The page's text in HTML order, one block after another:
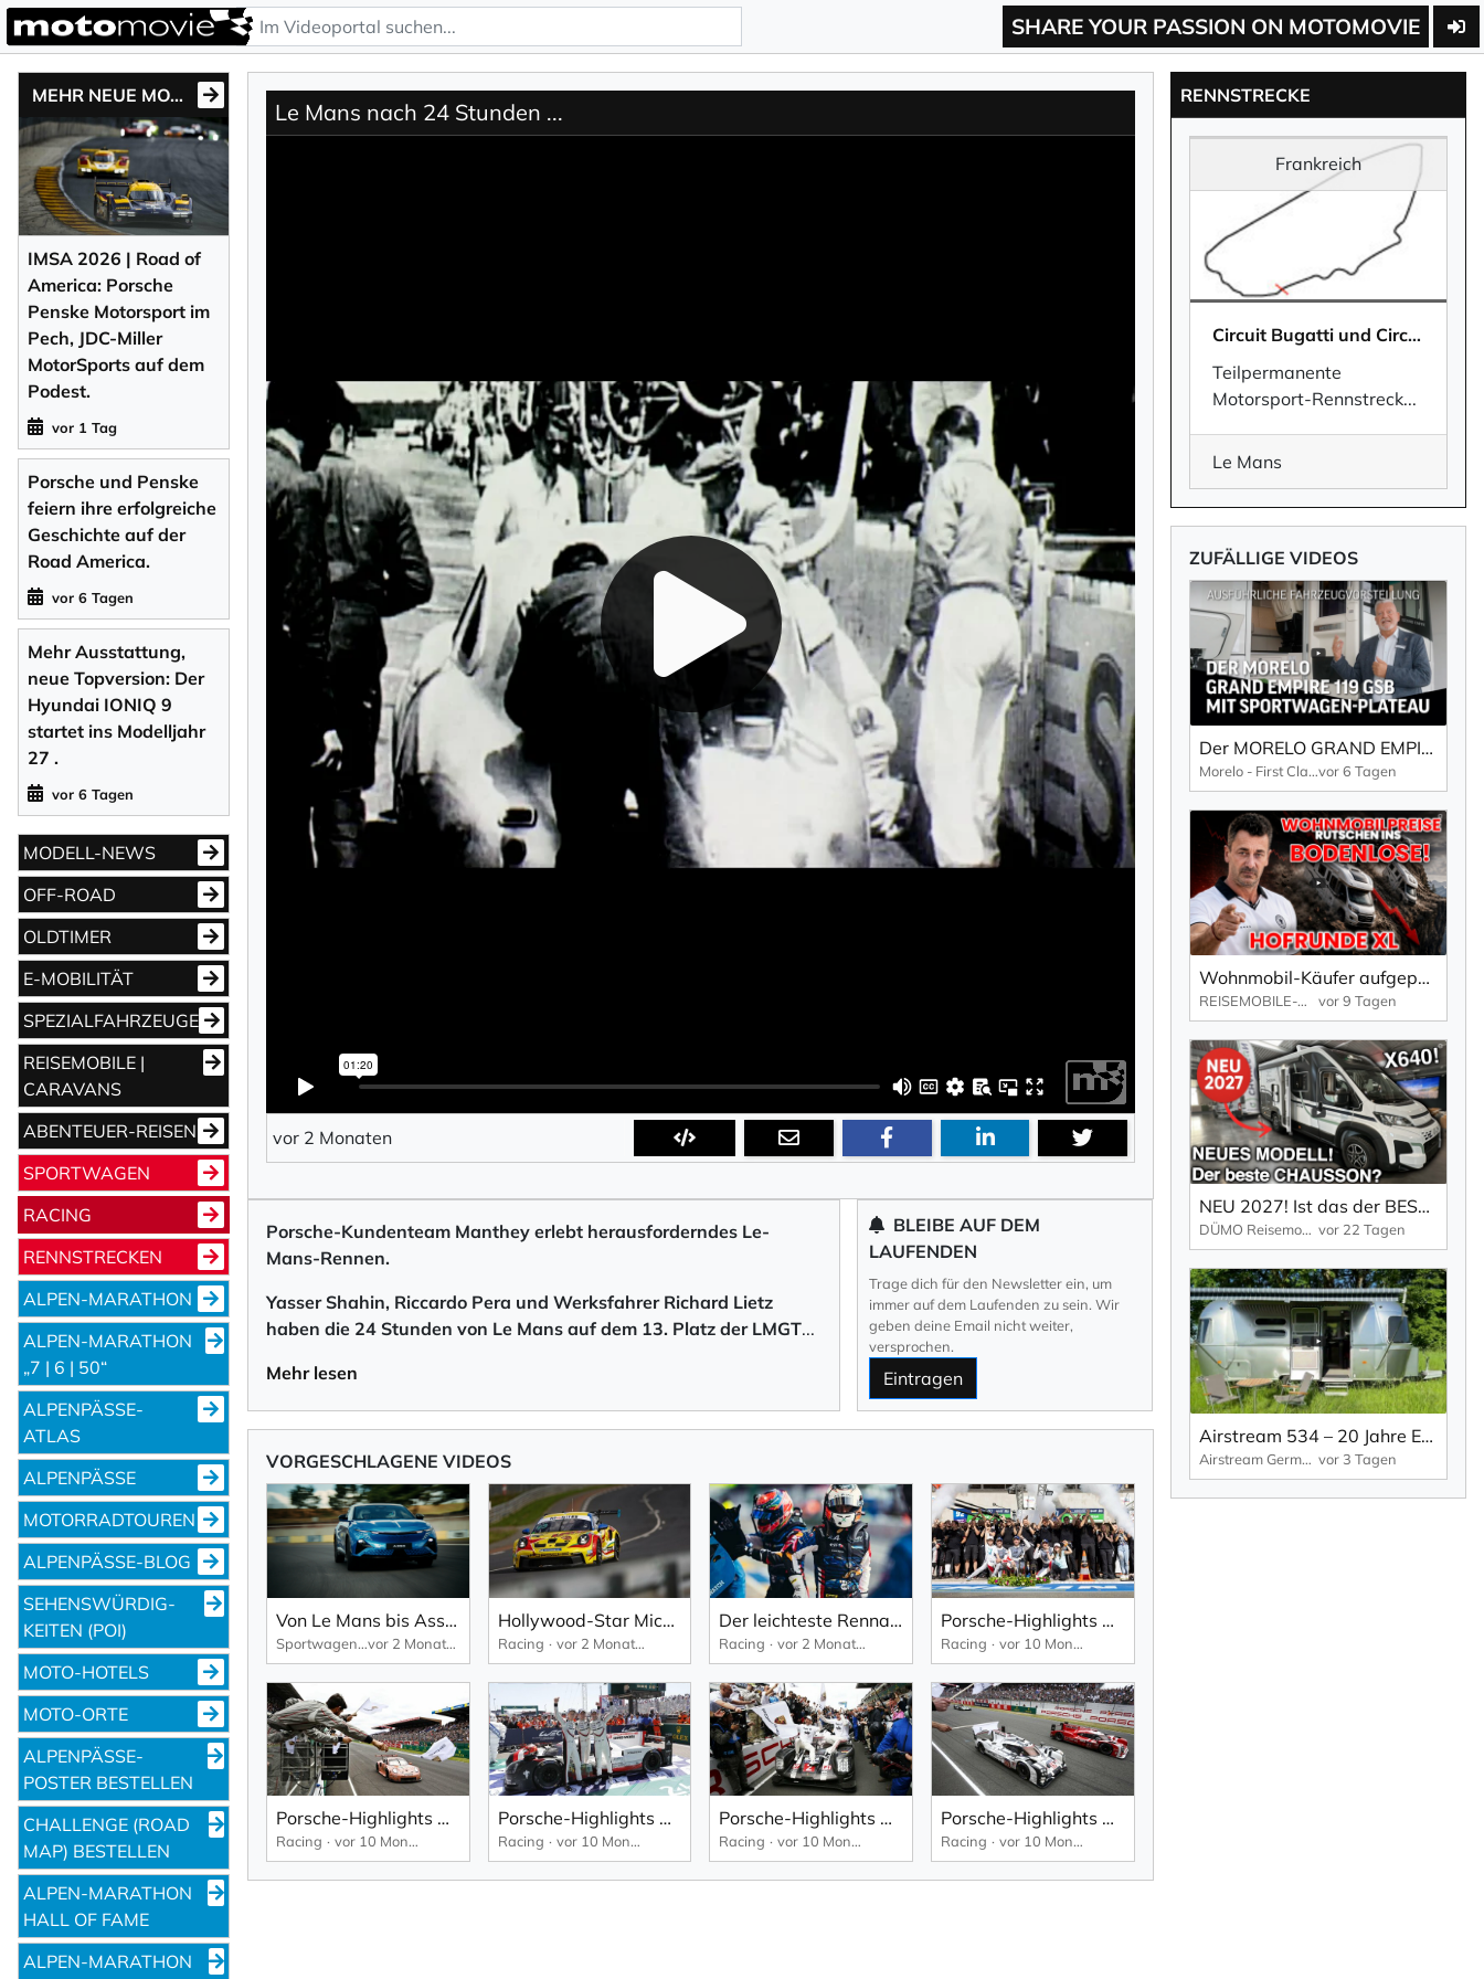
SHARE YOUR PASSION ON MOTOMOVIE
MEHR NEUE MOTONEWS
IMSA 2026 | Road of
America: Porsche
Penske Motorsport im
Pech, JDC-Miller
MotorSports auf dem
Podest.
vor 1 Tag
Porsche und Penske
feiern ihre erfolgreiche
Geschichte auf der
Road America.
vor 6 Tagen
Mehr Ausstattung,
neue Topversion: Der
Hyundai IONIQ 9
startet ins Modelljahr
27 .
vor 6 Tagen
MODELL-NEWS
OFF-ROAD
OLDTIMER
E-MOBILITÄT
SPEZIALFAHRZEUGE
REISEMOBILE |
CARAVANS
ABENTEUER-REISEN
SPORTWAGEN
RACING
RENNSTRECKEN
ALPEN-MARATHON
ALPEN-MARATHON
„7 | 6 | 50“
ALPENPÄSSE-
ATLAS
ALPENPÄSSE
MOTORRADTOUREN
ALPENPÄSSE-BLOG
SEHENS­WÜRDIG­
KEITEN (POI)
MOTO-HOTELS
MOTO-ORTE
ALPENPÄSSE-
POSTER BESTELLEN
CHALLENGE (ROAD
MAP) BESTELLEN
ALPEN-MARATHON
HALL OF FAME
ALPEN-MARATHON
Le Mans nach 24 Stunden ...
vor 2 Monaten
Porsche-Kundenteam Manthey erlebt herausforderndes Le-
Mans-Rennen.
Yasser Shahin, Riccardo Pera und Werksfahrer Richard Lietz
haben die 24 Stunden von Le Mans auf dem 13. Platz der LMGT...
Mehr lesen
BLEIBE AUF DEM
LAUFENDEN
Trage dich für den Newsletter ein, um
immer auf dem Laufenden zu sein. Wir
geben deine Email nicht weiter,
versprochen.
Eintragen
VORGESCHLAGENE VIDEOS
Von Le Mans bis Assetto Corsa: Pierre Gasly testet das Alpine Active Torque Vectoring am Steuer der A390 GTS .
Sportwagen vor 2 Monaten
Hollywood-Star Michael Fassbender in Le Mans.
Racing vor 2 Monaten
Der leichteste Rennanzug der Welt: Alpine bei Le Mans 2026.
Racing vor 2 Monaten
Porsche-Highlights aus 99 WEC-Rennen: 12. Juni 2022 – Abschiedssieg des 911 RSR bei den 24 Stunden von Le Mans
Racing vor 10 Monaten
Porsche-Highlights aus 99 WEC-Rennen: 17. Juni 2018 – „Pink Pig“ Porsche 911 RSR präsentiert sich in Le Mans saugut
Racing vor 10 Monaten
Porsche-Highlights aus 99 WEC-Rennen: 18. Juni 2017 – dritter Le-Mans-Sieg in Folge für den Porsche 919 Hybrid
Racing vor 10 Monaten
Porsche-Highlights aus 99 WEC-Rennen: 19. Juni 2016 – dramatisches Finish beschert Porsche erneuten Sieg in Le Mans
Racing vor 10 Monaten
Porsche-Highlights aus 99 WEC-Rennen: Le Mans 2015 – der Porsche 919 Hybrid gewinnt das 24-Stunden-Rennen.
Racing vor 10 Monaten
RENNSTRECKE
Frankreich
Circuit Bugatti und Circuit des 24 Heures
Teilpermanente
Motorsport-Rennstreck...
Le Mans
ZUFÄLLIGE VIDEOS
Der MORELO GRAND EMPIRE 119 GSB | Luxus-Reisemobil mit Sportwagen-Plateau – sofort verfügbar
Morelo - First Class Reisemobilevor 6 Tagen
Wohnmobil-Käufer aufgepasst: Jetzt beginnt die spannendste Phase!
REISEMOBILE-MKK.DE vor 9 Tagen
NEU 2027! Ist das der BESTE Chausson? Neues Modell X640 VAN/Reisemobil
DÜMO Reisemobile vor 22 Tagen
Airstream 534 – 20 Jahre Europa Edition -Sondermodell
Airstream Germany vor 3 Tagen